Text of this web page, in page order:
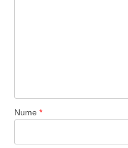
Nume *